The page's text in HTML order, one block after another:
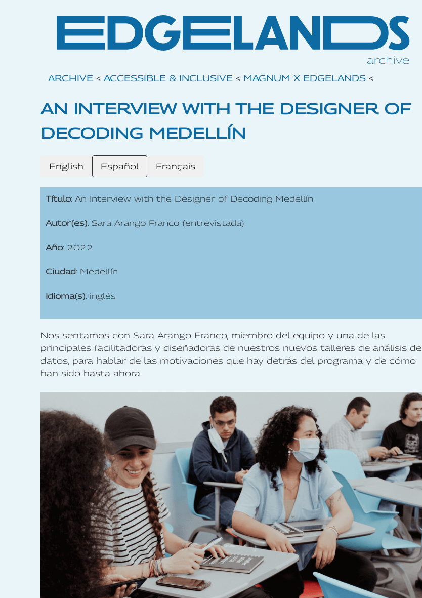
ARCHIVE < ACCESSIBLE & INCLUSIVE < MAGNUM X EDGELANDS <
AN INTERVIEW WITH THE DESIGNER OF
DECODING MEDELLÍN
English Español Français
Título: An Interview with the Designer of Decoding Medellín
Autor(es): Sara Arango Franco (entrevistada)
Año: 2022
Ciudad: Medellín
Idioma(s): inglés
Nos sentamos con Sara Arango Franco, miembro del equipo y una de las
principales facilitadoras y diseñadoras de nuestros nuevos talleres de análisis de
datos, para hablar de las motivaciones que hay detrás del programa y de cómo
han sido hasta ahora.